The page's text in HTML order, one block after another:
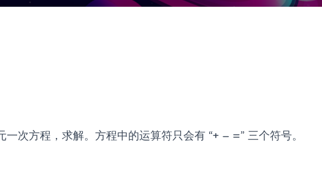
一次方程，求解。方程中的运算符只会有 “+ – =” 三个符号。